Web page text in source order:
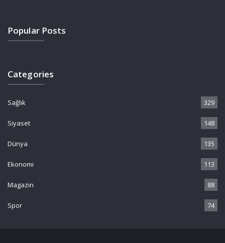
Popular Posts
Categories
Sağlık 329
Siyaset 148
Dünya 135
Ekonomi 113
Magazin 88
Spor 74